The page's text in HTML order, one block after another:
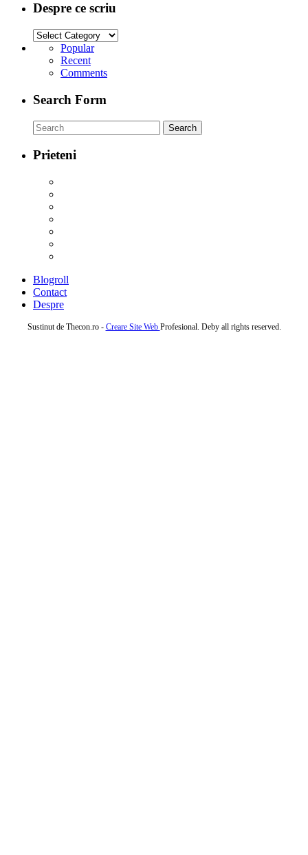
Despre ce scriu
Popular
Recent
Comments
Search Form
Prieteni
Blogroll
Contact
Despre
Sustinut de Thecon.ro - Creare Site Web Profesional. Deby all rights reserved.